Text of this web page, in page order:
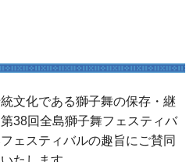
文化である獅子舞の保存・継
38回全島獅子舞フェスティバ
ェスティバルの趣旨にご賛同